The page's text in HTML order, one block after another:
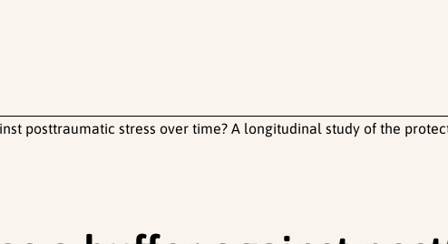
posttraumatic stress over time? A longitudinal study of the